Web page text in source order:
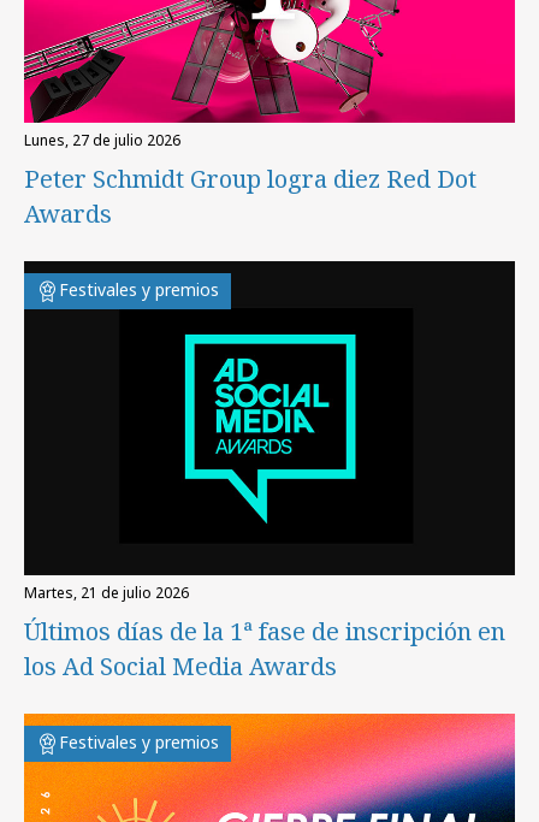
lunes, 27 de julio 2026
Peter Schmidt Group logra diez Red Dot
Awards
Festivales y premios
martes, 21 de julio 2026
Últimos días de la 1ª fase de inscripción en
los Ad Social Media Awards
Festivales y premios